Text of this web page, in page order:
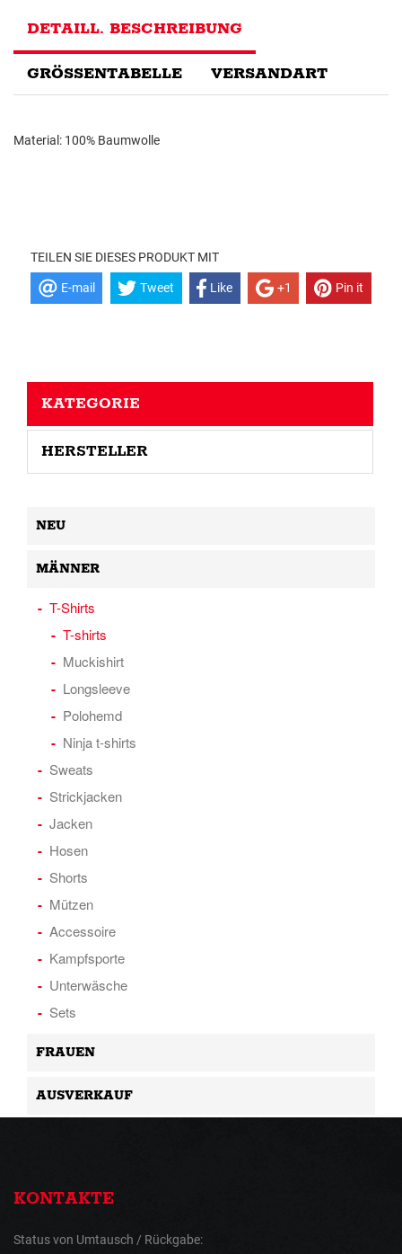
DETAILL. BESCHREIBUNG
GRÖSSENTABELLE VERSANDART
Material: 100% Baumwolle
TEILEN SIE DIESES PRODUKT MIT
E-mail Tweet Like +1 Pin it
KATEGORIE
HERSTELLER
NEU
MÄNNER
T-Shirts
T-shirts
Muckishirt
Longsleeve
Polohemd
Ninja t-shirts
Sweats
Strickjacken
Jacken
Hosen
Shorts
Mützen
Accessoire
Kampfsporte
Unterwäsche
Sets
FRAUEN
AUSVERKAUF
KONTAKTE
Status von Umtausch / Rückgabe: